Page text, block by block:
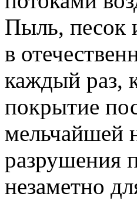
Пыль, песок
в
каждый раз,
покрытие
мельчайшей
разрушения
незаметно